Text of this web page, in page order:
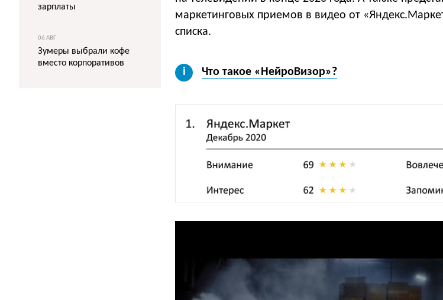
маркетинговых приемов в видео от
списка.
Что такое «НейроВизор»?
зарплаты
06 АВГ
Зумеры выбрали кофе
вместо корпоративов